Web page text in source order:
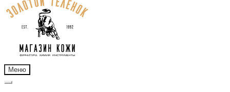
навигации
содержимому
Меню